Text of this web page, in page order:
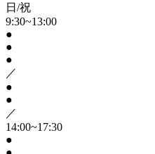
日/祝
9:30~13:00
●
●
●
／
●
●
／
14:00~17:30
●